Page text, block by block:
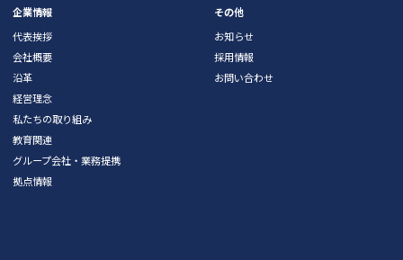
企業情報
代表挨拶
会社概要
沿革
経営理念
私たちの取り組み
教育関連
グループ会社・業務提携
拠点情報
その他
お知らせ
採用情報
お問い合わせ